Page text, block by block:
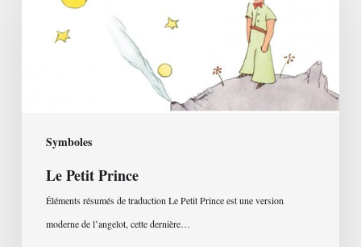
Symboles
Le Petit Prince
Éléments résumés de traduction Le Petit Prince est une version
moderne de l’angelot, cette dernière…